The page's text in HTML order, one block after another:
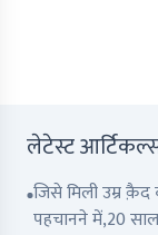
लेटेस्ट
जिसे मिली उम्र
पहचानने में,20